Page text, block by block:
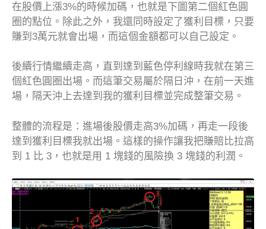
在股價上漲3%的時候加碼，也就是下圖第二個紅色圓
圈的點位。除此之外，我還同時設定了獲利目標，只要
賺到3萬元就會出場，而這個金額都可以自己設定。
後續行情繼續走高，直到達到藍色停利線時我就在第三
個紅色圓圈出場。而這筆交易屬於隔日沖，在前一天進
場，隔天沖上去達到我的獲利目標並完成整筆交易。
整體的流程是：進場後股價走高3%加碼，再走一段後
達到獲利目標我就出場。這樣的操作讓我把賺賠比拉高
到 1 比 3，也就是用 1 塊錢的風險換 3 塊錢的利潤。